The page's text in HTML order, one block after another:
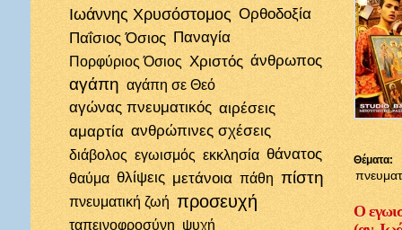
Ιωάννης Χρυσόστομος Ορθοδοξία
Παΐσιος Όσιος Παναγία
Πορφύριος Όσιος Χριστός άνθρωπος
αγάπη αγάπη σε Θεό
αγώνας πνευματικός αιρέσεις
αμαρτία ανθρώπινες σχέσεις
διάβολος εγωισμός εκκλησία θάνατος
θαύμα θλίψεις μετάνοια πάθη πίστη
πνευματική ζωή προσευχή
ταπεινοφροσύνη ψυχή
Θέματα:
Ο